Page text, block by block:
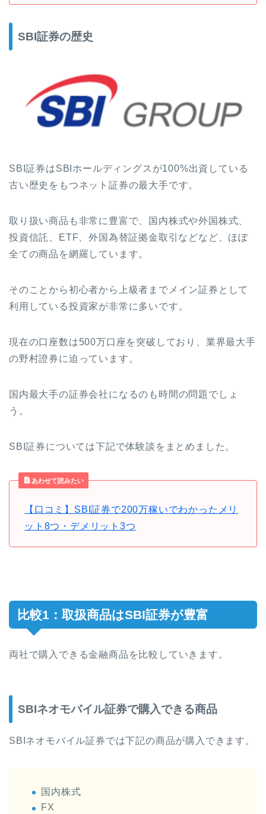
SBI証券の歴史
SBI証券はSBIホールディングスが100%出資している
古い歴史をもつネット証券の最大手です。
取り扱い商品も非常に豊富で、国内株式や外国株式、
投資信託、ETF、外国為替証拠金取引などなど、ほぼ
全ての商品を網羅しています。
そのことから初心者から上級者までメイン証券として
利用している投資家が非常に多いです。
現在の口座数は500万口座を突破しており、業界最大手
の野村證券に迫っています。
国内最大手の証券会社になるのも時間の問題でしょ
う。
SBI証券については下記で体験談をまとめました。
あわせて読みたい
【口コミ】SBI証券で200万稼いでわかったメリ
ット8つ・デメリット3つ
比較1：取扱商品はSBI証券が豊富
両社で購入できる金融商品を比較していきます。
SBIネオモバイル証券で購入できる商品
SBIネオモバイル証券では下記の商品が購入できます。
国内株式
FX